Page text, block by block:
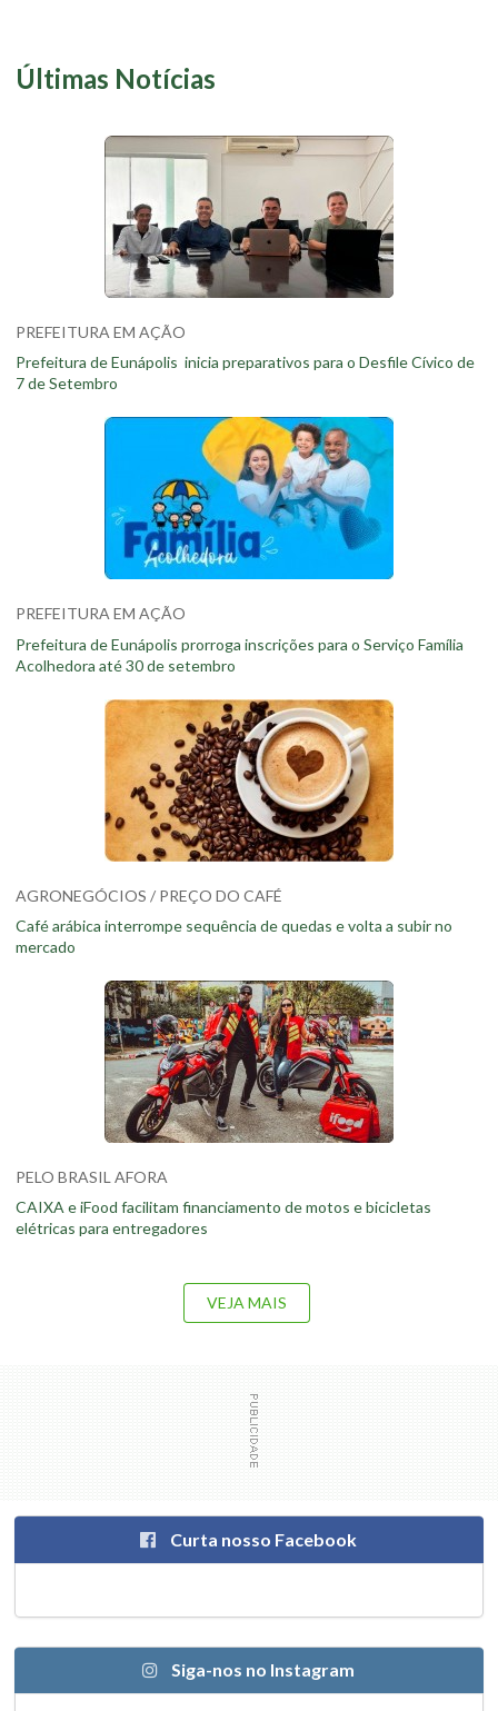
Últimas Notícias
PREFEITURA EM AÇÃO
Prefeitura de Eunápolis inicia preparativos para o Desfile Cívico de
7 de Setembro
PREFEITURA EM AÇÃO
Prefeitura de Eunápolis prorroga inscrições para o Serviço Família
Acolhedora até 30 de setembro
AGRONEGÓCIOS / PREÇO DO CAFÉ
Café arábica interrompe sequência de quedas e volta a subir no
mercado
PELO BRASIL AFORA
CAIXA e iFood facilitam financiamento de motos e bicicletas
elétricas para entregadores
VEJA MAIS
Curta nosso Facebook
Siga-nos no Instagram